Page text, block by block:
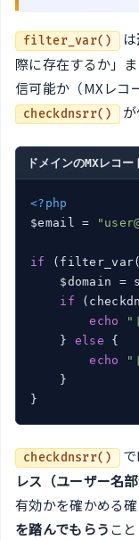
filter_var() は
際に存在するか」
信可能か（MXレコ
checkdnsrr() が
ドメインのMXレコー
<?php
$email =
if
$domain =
if
echo
"
    }
else {
echo
"
    }
checkdnsrr() で
レス（ユーザー名
有効かを確かめる確
を踏んでもらうこ